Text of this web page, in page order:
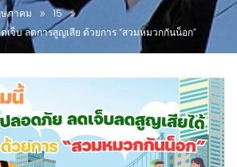
ภาคม
15
จ็บ ลดการสูญเสีย ด้วยการ “สวมหมวกกันน็อก”